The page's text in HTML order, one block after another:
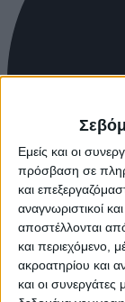
Εμείς και οι
πρόσβαση σε
και
αναγνωριστικοί
αποστέλλονται
και περιεχόμενο,
ακροατηρίου και
και οι συνεργάτες